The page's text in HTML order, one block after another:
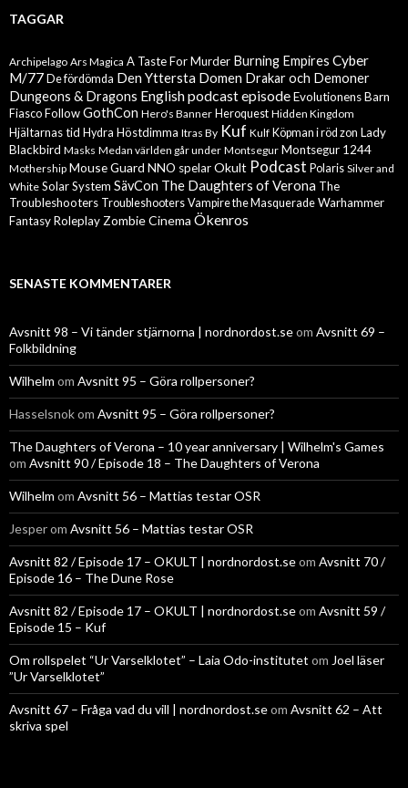
TAGGAR
Archipelago Ars Magica A Taste For Murder Burning Empires Cyber
M/77 De fördömda Den Yttersta Domen Drakar och Demoner
Dungeons & Dragons English podcast episodeEvolutionens Barn
Fiasco FollowGothCon Hero's Banner Heroquest Hidden Kingdom
Hjältarnas tid Hydra Höstdimma Itras By Kuf Kulf Köpman i röd zon Lady
Blackbird Masks Medan världen går under Montsegur Montsegur 1244
Mothership Mouse Guard NNO spelarOkult Podcast Polaris Silver and
White Solar System SävCon The Daughters of Verona The
Troubleshooters Troubleshooters Vampire the Masquerade Warhammer
Fantasy Roleplay Zombie Cinema Ökenros
SENASTE KOMMENTARER
Avsnitt 98 – Vi tänder stjärnorna | nordnordost.seom Avsnitt 69 –
Folkbildning
Wilhelm om Avsnitt 95 – Göra rollpersoner?
Hasselsnokom Avsnitt 95 – Göra rollpersoner?
The Daughters of Verona – 10 year anniversary | Wilhelm's Games
om Avsnitt 90 / Episode 18 – The Daughters of Verona
Wilhelm om Avsnitt 56 – Mattias testar OSR
Jesperom Avsnitt 56 – Mattias testar OSR
Avsnitt 82 / Episode 17 – OKULT | nordnordost.seom Avsnitt 70 /
Episode 16 – The Dune Rose
Avsnitt 82 / Episode 17 – OKULT | nordnordost.seom Avsnitt 59 /
Episode 15 – Kuf
Om rollspelet “Ur Varselklotet” – Laia Odo-institutet om Joel läser
”Ur Varselklotet”
Avsnitt 67 – Fråga vad du vill | nordnordost.seom Avsnitt 62 – Att
skriva spel